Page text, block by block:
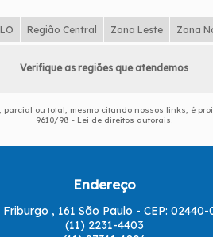
Região Central Zona Leste Zona
Verifique as regiões que atendemos
ou total, mesmo citando nossos links, é
9610/98 - Lei de direitos autorais.
Endereço
Friburgo , 161 São Paulo - CEP: 02440-
(11) 2231-4403